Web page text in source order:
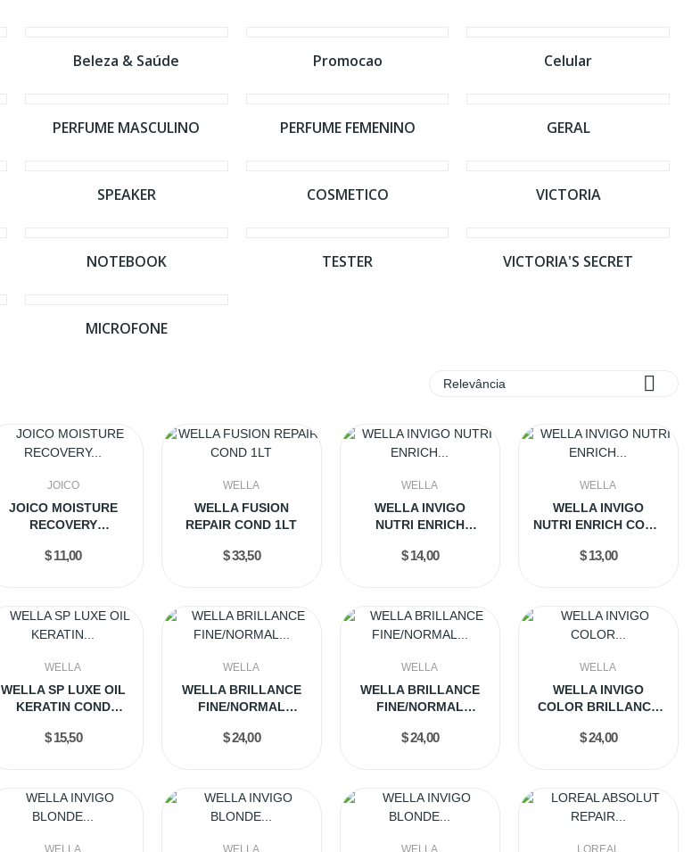
Beleza & Saúde Promocao Celular
PERFUME MASCULINO PERFUME FEMENINO GERAL
SPEAKER COSMETICO VICTORIA
NOTEBOOK TESTER VICTORIA'S SECRET
MICROFONE
Relevância 
JOICO
JOICO MOISTURE
RECOVERY
250ML
$ 11,00
WELLA
WELLA FUSION
REPAIR COND 1LT
$ 33,50
WELLA
WELLA INVIGO
NUTRI ENRICH
$ 14,00
WELLA
WELLA INVIGO
NUTRI ENRICH COND
$ 13,00
WELLA
WELLA SP LUXE OIL
KERATIN COND
$ 15,50
WELLA
WELLA BRILLANCE
FINE/NORMAL
$ 24,00
WELLA
WELLA BRILLANCE
FINE/NORMAL
1LT
$ 24,00
WELLA
WELLA INVIGO
COLOR BRILLANCE
$ 24,00
WELLA WELLA WELLA LOREAL